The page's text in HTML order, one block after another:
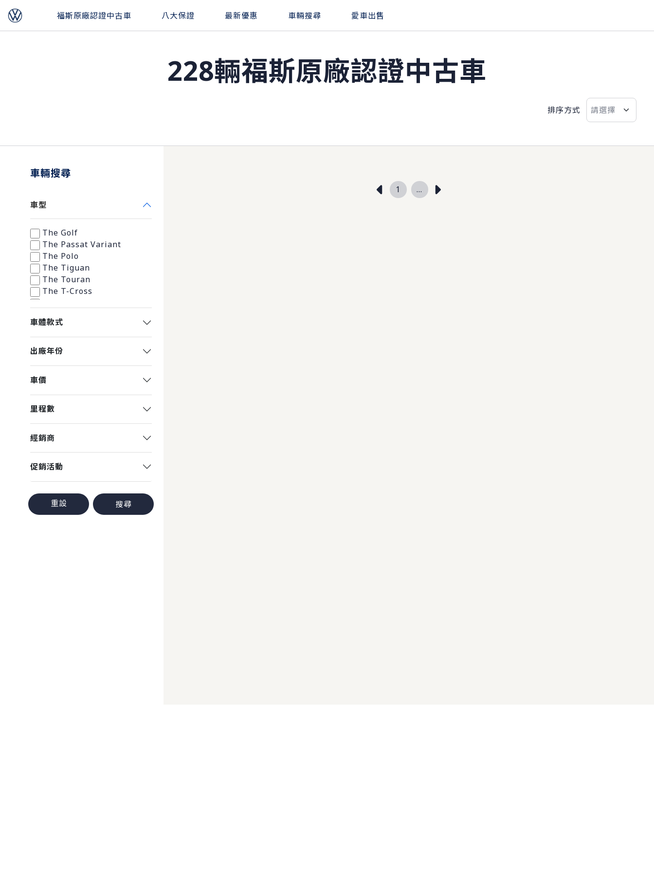
福斯原廠認證中古車 八大保證 最新優惠 車輛搜尋 愛車出售
228輛福斯原廠認證中古車
排序方式
車輛搜尋
車型
The Golf
The Passat Variant
The Polo
The Tiguan
The Touran
The T-Cross
The Tiguan Allspace
The Golf Variant
The Arteon Shooting
The ID.5
車體款式
出廠年份
車價
里程數
經銷商
促銷活動
重設 搜尋
1 ...